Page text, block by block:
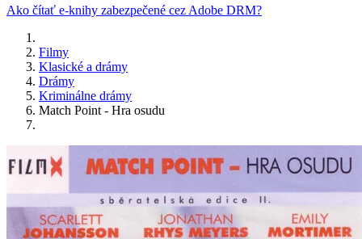
Ako čítať e-knihy zabezpečené cez Adobe DRM?
Filmy
Klasické a drámy
Drámy
Kriminálne drámy
Match Point - Hra osudu